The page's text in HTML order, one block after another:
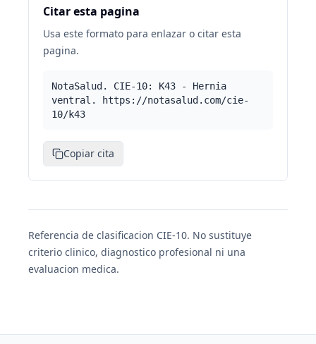
Citar esta pagina
Usa este formato para enlazar o citar esta
pagina.
NotaSalud. CIE-10: K43 - Hernia
ventral. https://notasalud.com/cie-
10/k43
Copiar cita
Referencia de clasificacion CIE-10. No sustituye
criterio clinico, diagnostico profesional ni una
evaluacion medica.